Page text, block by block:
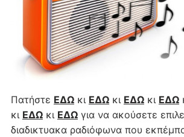
Πατήστε ΕΔΩκι ΕΔΩκι ΕΔΩκι ΕΔΩ
κι ΕΔΩκι ΕΔΩγια να ακούσετε
διαδικτυακα ραδιόφωνα που